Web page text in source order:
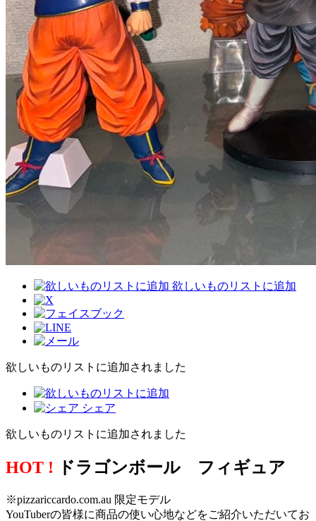
欲しいものリストに追加
欲しいものリストに追加されました
シェア
欲しいものリストに追加されました
HOT ! ドラゴンボール フィギュア
※pizzariccardo.com.au 限定モデル
YouTuberの皆様に商品の使い心地などをご紹介いただいてお